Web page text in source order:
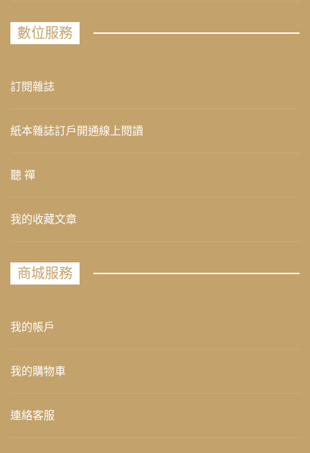
數位服務
訂閱雜誌
紙本雜誌訂戶開通線上閱讀
聽 禪
我的收藏文章
商城服務
我的帳戶
我的購物車
連絡客服